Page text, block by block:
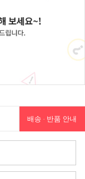
배송 · 반품 안내